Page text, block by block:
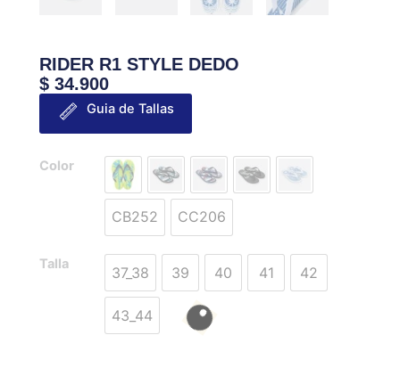
RIDER R1 STYLE DEDO
$ 34.900
Guia de Tallas
Color
CB252 CC206
Talla 37_38 39 40 41 42
43_44
RIDER